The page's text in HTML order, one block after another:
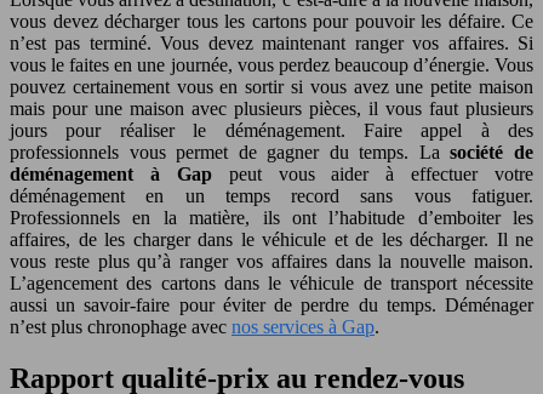
vous devez décharger tous les cartons pour pouvoir les défaire. Ce
n’est pas terminé. Vous devez maintenant ranger vos affaires. Si
vous le faites en une journée, vous perdez beaucoup d’énergie. Vous
pouvez certainement vous en sortir si vous avez une petite maison
mais pour une maison avec plusieurs pièces, il vous faut plusieurs
jours pour réaliser le déménagement. Faire appel à des
professionnels vous permet de gagner du temps. Lasociété de
déménagement à Gappeut vous aider à effectuer votre
déménagement en un temps record sans vous fatiguer.
Professionnels en la matière, ils ont l’habitude d’emboiter les
affaires, de les charger dans le véhicule et de les décharger. Il ne
vous reste plus qu’à ranger vos affaires dans la nouvelle maison.
L’agencement des cartons dans le véhicule de transport nécessite
aussi un savoir-faire pour éviter de perdre du temps. Déménager
n’est plus chronophage avec nos services à Gap.
Rapport qualité-prix au rendez-vous